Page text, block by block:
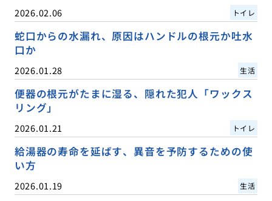
2026.02.06 トイレ
蛇口からの水漏れ、原因はハンドルの根元か吐水
口か
2026.01.28 生活
便器の根元がたまに湿る、隠れた犯人「ワックス
リング」
2026.01.21 トイレ
給湯器の寿命を延ばす、異音を予防するための使
い方
2026.01.19 生活